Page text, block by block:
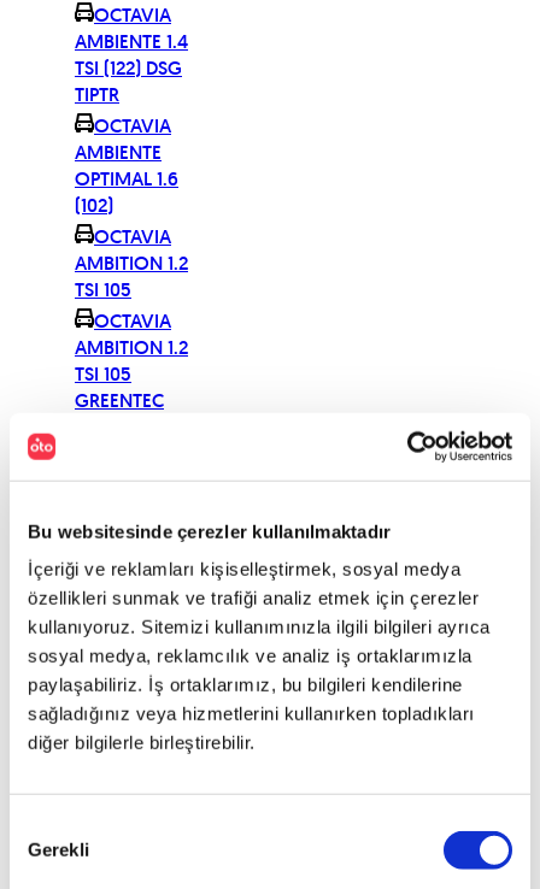
Bu websitesinde çerezler kullanılmaktadır
İçeriği ve reklamları kişiselleştirmek, sosyal medya
özellikleri sunmak ve trafiği analiz etmek için çerezler
kullanıyoruz. Sitemizi kullanımınızla ilgili bilgileri ayrıca
sosyal medya, reklamcılık ve analiz iş ortaklarımızla
paylaşabiliriz. İş ortaklarımız, bu bilgileri kendilerine
sağladığınız veya hizmetlerini kullanırken topladıkları
diğer bilgilerle birleştirebilir.
Seçimi
Gerekli
OCTAVIA
AMBIENTE 1.4
TSI (122) DSG
TIPTR
OCTAVIA
AMBIENTE
OPTIMAL 1.6
(102)
OCTAVIA
AMBITION 1.2
TSI 105
OCTAVIA
AMBITION 1.2
TSI 105
GREENTEC
TSI 122
AMBITION 1.4
TSI 122 DSG
TIPTRONIC
OCTAVIA
AMBITION 1.4
TSI 140
OCTAVIA
AMBITION 1.4
GREENTECH
AMBITION 1.6